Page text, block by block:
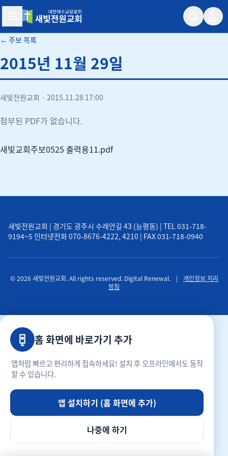
새빛전원교회
← 주보 목록
2015년 11월 29일
새빛전원교회 · 2015.11.28 17:00
첨부된 PDF가 없습니다.
새빛교회주보0525 출력용11.pdf
새빛전원교회 | 경기도 광주시 수레안길 43 (능평동) | TEL 031-718-
9194~5 인터넷전화 070-8676-4222, 4210 | FAX 031-718-0940
© 2026 새빛전원교회. All rights reserved. Digital Renewal. |
개인정보 처리
방침
홈 화면에 바로가기 추가
앱처럼 빠르고 편리하게 접속하세요! 설치 후 오프라인에서도 동작
할 수 있습니다.
앱 설치하기 (홈 화면에 추가)
나중에 하기